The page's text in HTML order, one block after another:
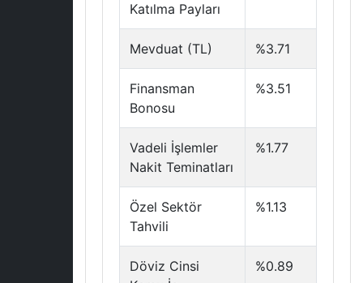
Katılma Payları
Mevduat (TL) %3.71
Finansman
Bonosu
%3.51
Vadeli İşlemler
Nakit Teminatları
%1.77
Özel Sektör
Tahvili
%1.13
Döviz Cinsi
%0.89